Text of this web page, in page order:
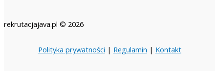
rekrutacjajava.pl © 2026
Polityka prywatności | Regulamin | Kontakt